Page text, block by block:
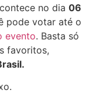
no dia 06
pode votar até o
evento. Basta só
favoritos,